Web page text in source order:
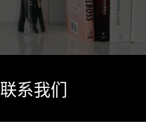
联系我们